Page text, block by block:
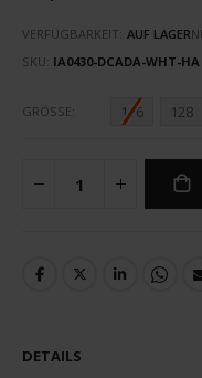
VERFÜGBARKEIT: AUF LAGER
SKU IA0430-DCADA-WHT-HA
GRÖSSE 116 128
DETAILS